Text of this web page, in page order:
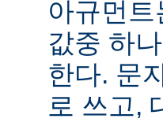
아규먼
값중 하
한다. 문
로 쓰고,